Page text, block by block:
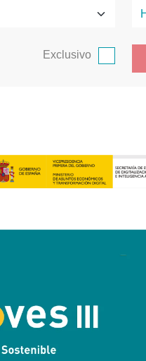
Exclusivo